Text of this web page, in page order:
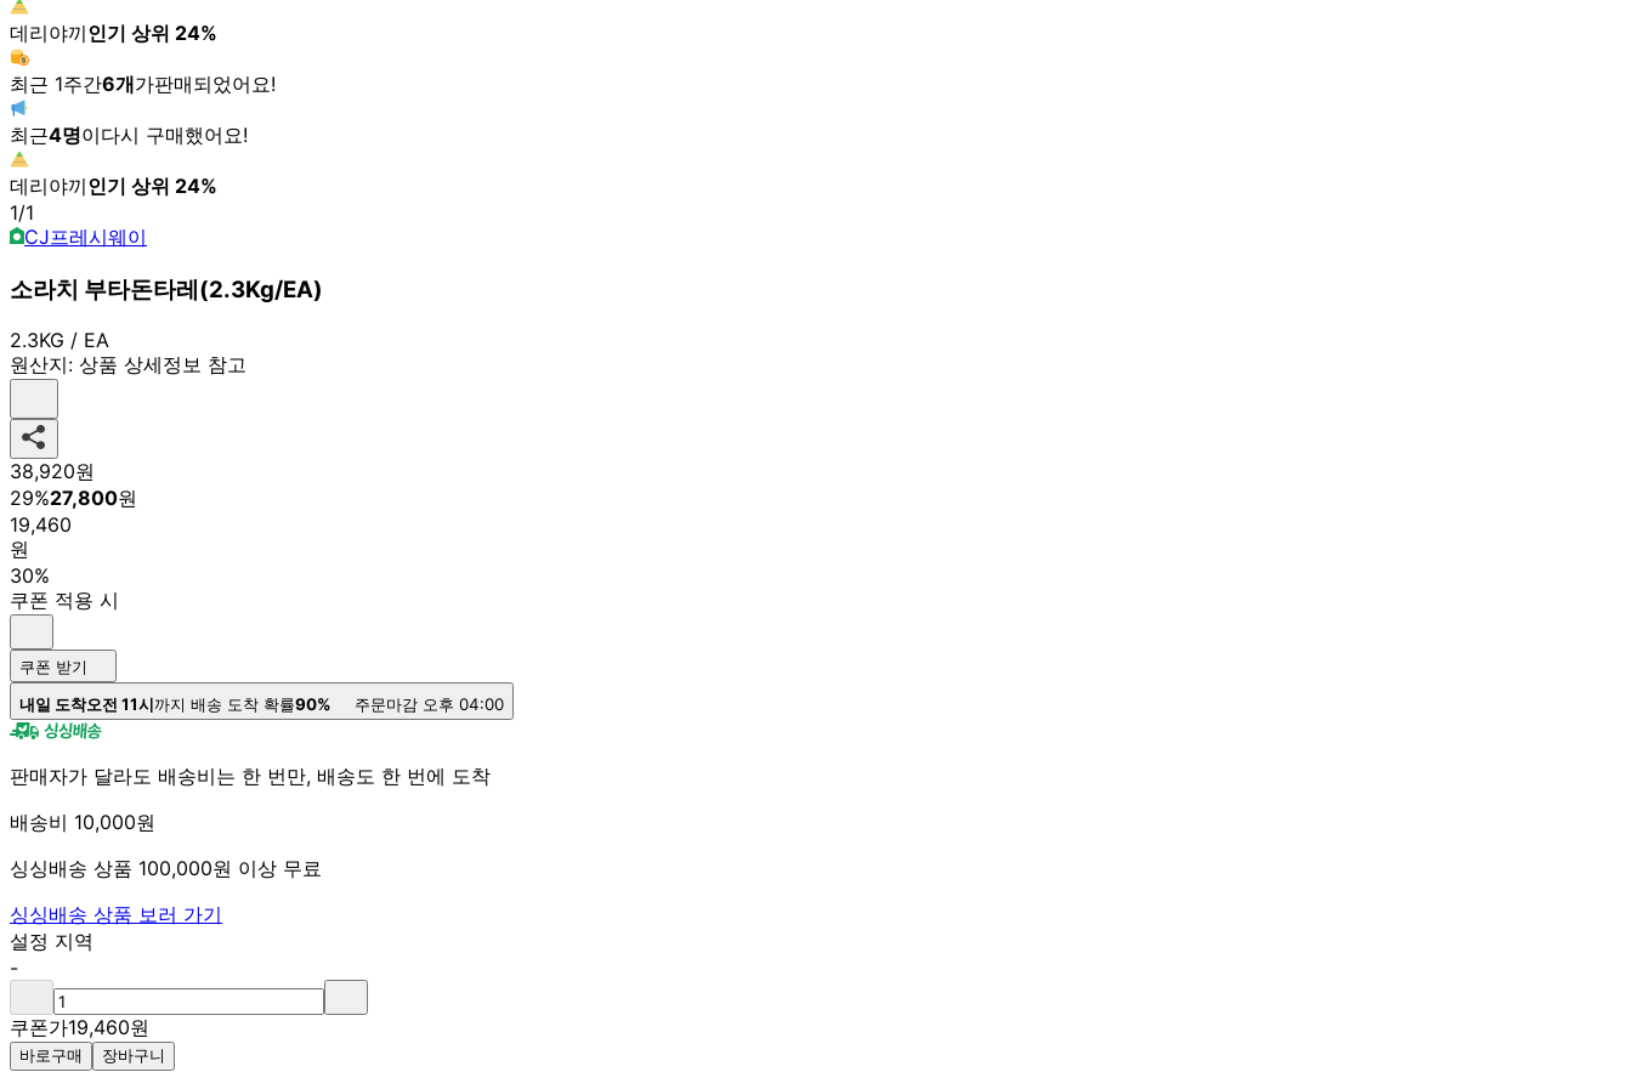
데리야끼인기 상위 24%
최근 1주간6개가판매되었어요!
최근4명이다시 구매했어요!
데리야끼인기 상위 24%
1/1
CJ프레시웨이
소라치 부타돈타레(2.3Kg/EA)
2.3KG / EA
원산지: 상품 상세정보 참고
38,920원
29%27,800원
19,460
원
30%
쿠폰 적용 시
쿠폰 받기
내일 도착오전 11시까지 배송 도착 확률90% 주문마감 오후 04:00
판매자가 달라도 배송비는 한 번만, 배송도 한 번에 도착
배송비 10,000원
싱싱배송 상품 100,000원 이상 무료
싱싱배송 상품 보러 가기
설정 지역
-
쿠폰가19,460원
바로구매 장바구니